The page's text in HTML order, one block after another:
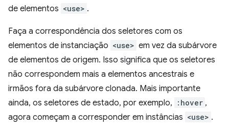
de elementos <use> .
Faça a correspondência dos seletores com os
elementos de instanciação <use> em vez da subárvore
de elementos de origem. Isso significa que os seletores
não correspondem mais a elementos ancestrais e
irmãos fora da subárvore clonada. Mais importante
ainda, os seletores de estado, por exemplo,
:hover ,
agora começam a corresponder em instâncias <use> .